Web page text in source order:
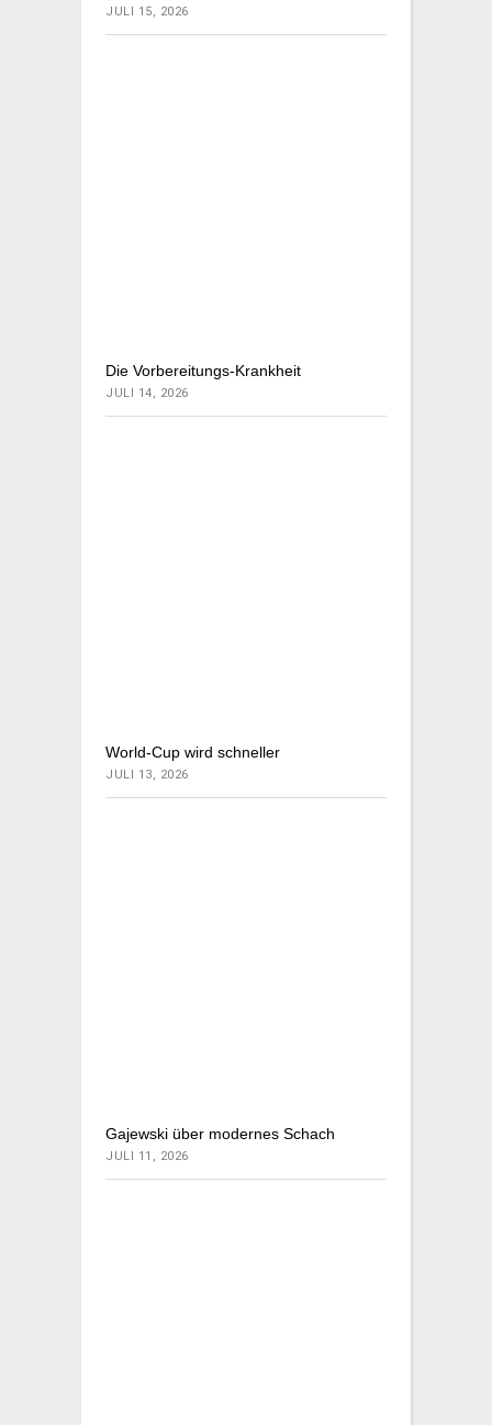
JULI 15, 2026
Die Vorbereitungs-Krankheit
JULI 14, 2026
World-Cup wird schneller
JULI 13, 2026
Gajewski über modernes Schach
JULI 11, 2026